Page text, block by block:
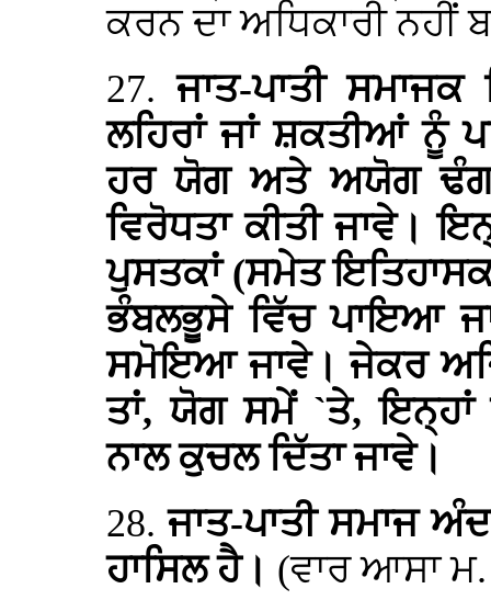
ਕਰਨ ਦਾ ਅਧਿਕਾਰੀ ਨਹੀਂ
27.ਜਾਤ-ਪਾਤੀ
ਲਹਿਰਾਂ ਜਾਂ ਸ਼ਕਤੀਆਂ ਨੂੰ
ਹਰ ਯੋਗ ਅਤੇ ਅਯੋਗ ਢੰਗ
ਵਿਰੋਧਤਾ ਕੀਤੀ ਜਾਵੇ।
ਪੁਸਤਕਾਂ (ਸਮੇਤ
ਭੰਬਲਭੂਸੇ ਵਿੱਚ ਪਾਇਆ
ਸਮੋਇਆ ਜਾਵੇ। ਜੇਕਰ
ਤਾਂ, ਯੋਗ ਸਮੇਂ `ਤੇ, ਇਨ੍ਹਾਂ
ਨਾਲ ਕੁਚਲ ਦਿੱਤਾ ਜਾਵੇ।
28.ਜਾਤ-ਪਾਤੀ ਸਮਾਜ
ਹਾਸਿਲ ਹੈ। (ਵਾਰ ਆਸਾ ਮ.